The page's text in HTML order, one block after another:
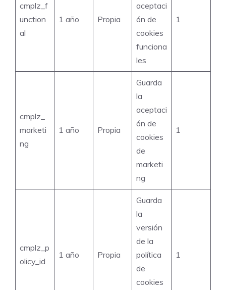
cmplz_f
unction
al
1 año Propia
aceptaci
ón de
cookies
funciona
les
1
cmplz_
marketi
ng
1 año Propia
Guarda
la
aceptaci
ón de
cookies
de
marketi
ng
1
cmplz_p
olicy_id
1 año Propia
Guarda
la
versión
de la
política
de
cookies
1